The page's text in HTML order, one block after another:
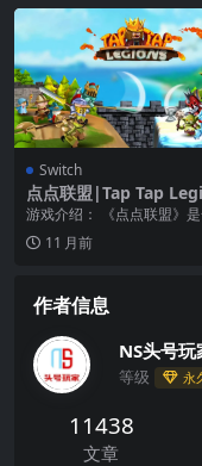
Switch
点点联盟|Tap Tap
游戏介绍： 《点点联盟》是
用点击玩法的手机策略性游
的主要玩法就是通...
11 月前
作者信息
NS头号玩
等级 永
11438
文章